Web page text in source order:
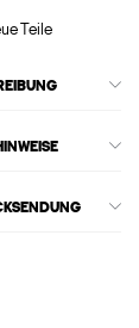
Teile